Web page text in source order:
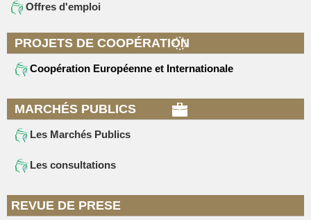
Offres d'emploi
PROJETS DE COOPÉRATION
Coopération Européenne et Internationale
MARCHÉS PUBLICS
Les Marchés Publics
Les consultations
REVUE DE PRESE